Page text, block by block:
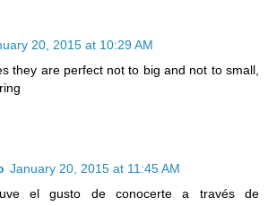
20, 2015 at 10:29 AM
they are perfect not to big and not to small,
January 20, 2015 at 11:45 AM
el gusto de conocerte a través de